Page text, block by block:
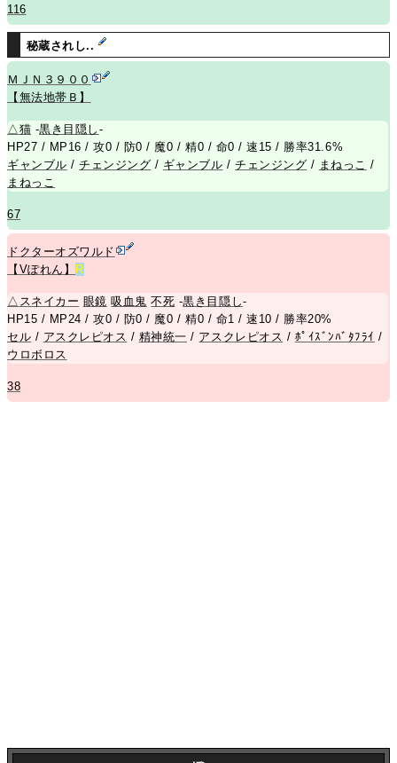
116
秘蔵されし..
ＭＪＮ３９００
【無法地帯Ｂ】
△猫 -黒き目隠し -
HP27 / MP16 / 攻0 / 防0 / 魔0 / 精0 / 命0 / 速15 / 勝率31.6%
ギャンブル /チェンジング / ギャンブル /チェンジング / まねっこ /
まねっこ
67
ドクターオズワルド
【Vぽれん】
R
△ スネイカー 眼鏡 吸血鬼 不死 -黒き目隠し-
HP15 / MP24 / 攻0 / 防0 / 魔0 / 精0 / 命1 / 速10 / 勝率20%
セル / アスクレピオス / 精神統一 / アスクレピオス / ﾎﾟｲｽﾞﾝﾊﾞﾀﾌﾗｲ /
ウロボロス
38